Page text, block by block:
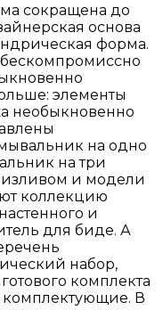
сокращена до
основа
форма.
элементы
необыкновенно
на одно
на три
и модели
коллекцию
и
для биде. А
набор,
комплекта
В